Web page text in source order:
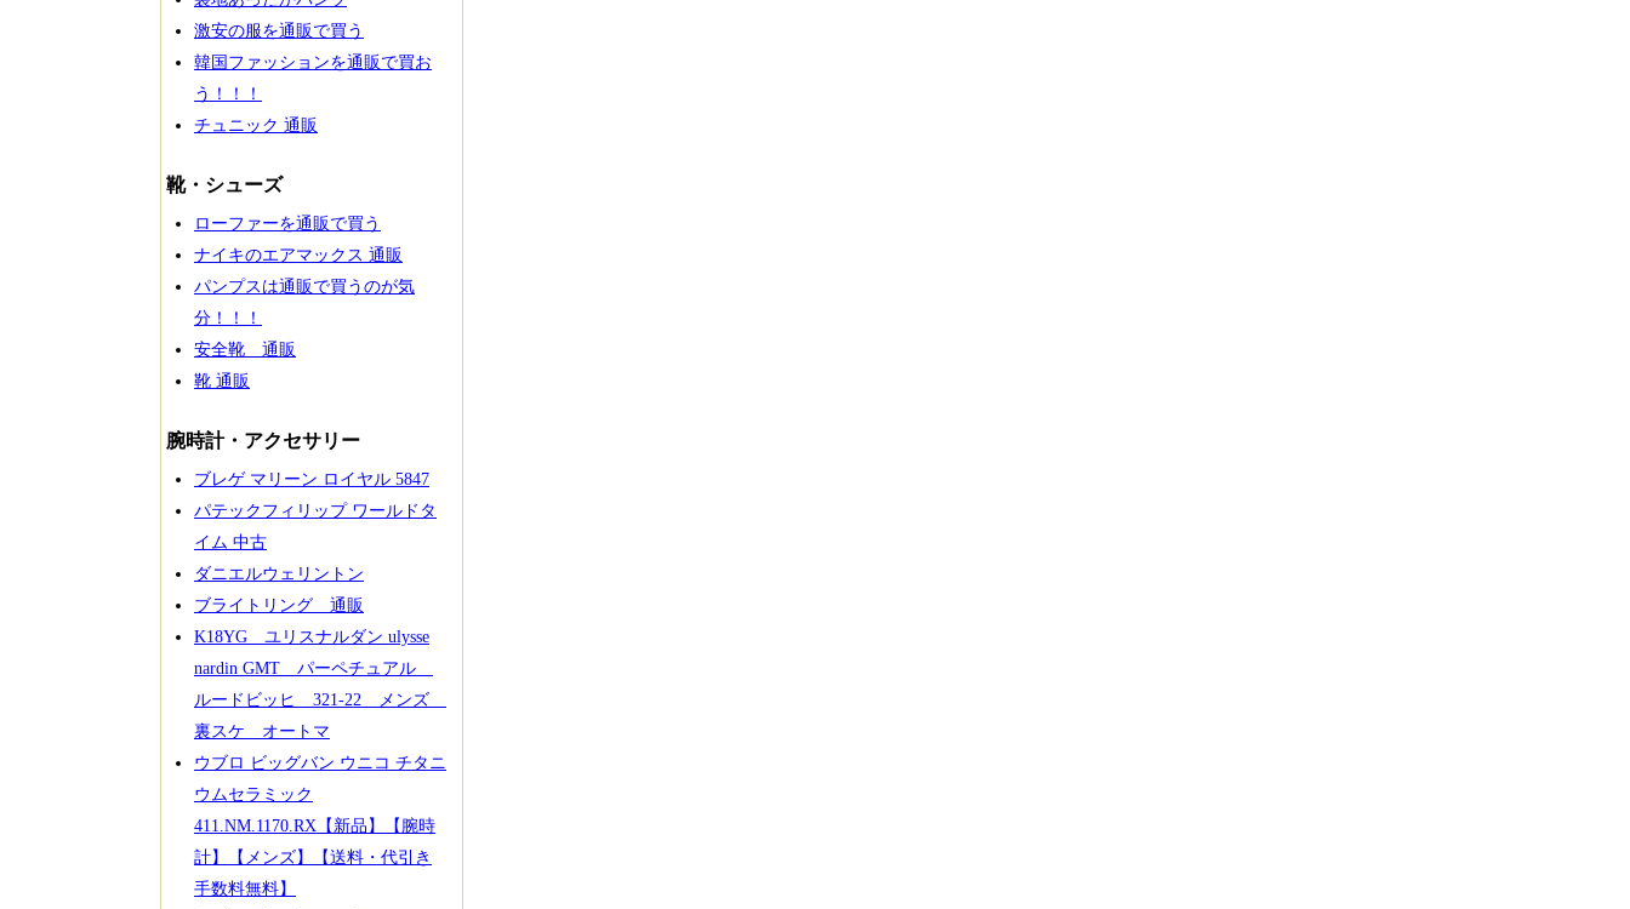
激安の服を通販で買う
韓国ファッションを通販で買お
う！！！
チュニック 通販
靴・シューズ
ローファーを通販で買う
ナイキのエアマックス 通販
パンプスは通販で買うのが気
分！！！
安全靴 通販
靴 通販
腕時計・アクセサリー
ブレゲ マリーン ロイヤル 5847
パテックフィリップ ワールドタ
イム 中古
ダニエルウェリントン
ブライトリング 通販
K18YG ユリスナルダン ulysse
nardin GMT パーペチュアル
ルードビッヒ 321-22 メンズ
裏スケ オートマ
ウブロ ビッグバン ウニコ チタニ
ウムセラミック
411.NM.1170.RX【新品】【腕時
計】【メンズ】【送料・代引き
手数料無料】